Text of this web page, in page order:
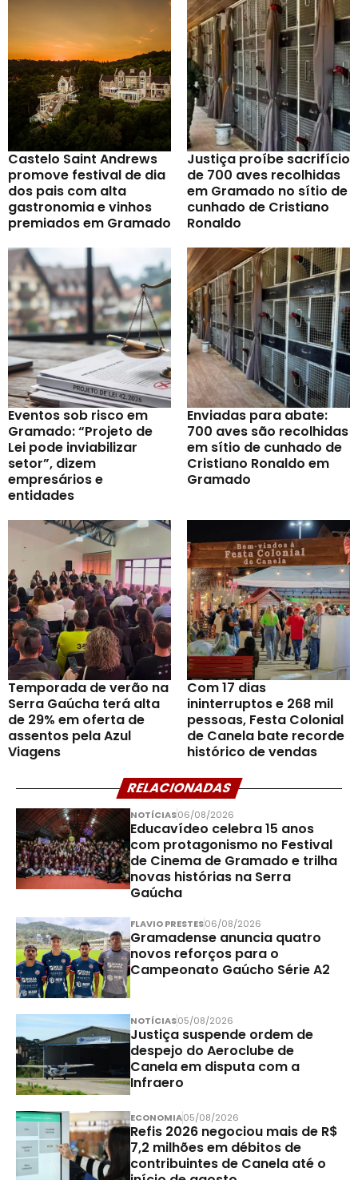
Castelo Saint Andrews
promove festival de dia
dos pais com alta
gastronomia e vinhos
premiados em Gramado
Justiça proíbe sacrifício
de 700 aves recolhidas
em Gramado no sítio de
cunhado de Cristiano
Ronaldo
Eventos sob risco em
Gramado: “Projeto de
Lei pode inviabilizar
setor”, dizem
empresários e
entidades
Enviadas para abate:
700 aves são recolhidas
em sítio de cunhado de
Cristiano Ronaldo em
Gramado
Temporada de verão na
Serra Gaúcha terá alta
de 29% em oferta de
assentos pela Azul
Viagens
Com 17 dias
ininterruptos e 268 mil
pessoas, Festa Colonial
de Canela bate recorde
histórico de vendas
RELACIONADAS
NOTÍCIAS06/08/2026
Educavídeo celebra 15 anos
com protagonismo no Festival
de Cinema de Gramado e trilha
novas histórias na Serra
Gaúcha
FLAVIO PRESTES06/08/2026
Gramadense anuncia quatro
novos reforços para o
Campeonato Gaúcho Série A2
NOTÍCIAS05/08/2026
Justiça suspende ordem de
despejo do Aeroclube de
Canela em disputa com a
Infraero
ECONOMIA05/08/2026
Refis 2026 negociou mais de R$
7,2 milhões em débitos de
contribuintes de Canela até o